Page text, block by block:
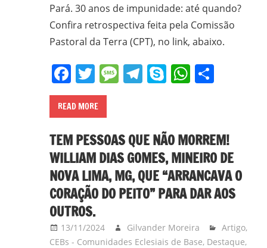
Ciências
Bíblicas
Pontifício
Instituto
doutorando
Educação
FAE/UFMG;
assessor
Pará. 30 anos de impunidade: até quando?
Confira retrospectiva feita pela Comissão
Pastoral da Terra (CPT), no link, abaixo.
Facebook
Twitter
Message
Telegram
SkypeShare
READ MORE
TEM PESSOAS QUE NÃO MORREM!
WILLIAM DIAS GOMES, MINEIRO DE
NOVA LIMA, MG, QUE “ARRANCAVA O
CORAÇÃO DO PEITO” PARA DAR AOS
OUTROS.
13/11/2024 Gilvander Moreira Artigo,
CEBs - Comunidades Eclesiais de Base, Destaque,